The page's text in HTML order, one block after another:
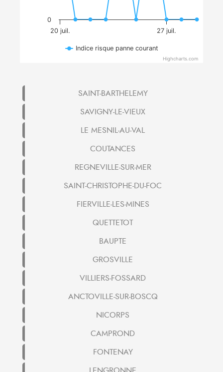
20 juil. 27 juil.
0
Indice risque panne courant
Highcharts.com
SAINT-BARTHELEMY
SAVIGNY-LE-VIEUX
LE MESNIL-AU-VAL
COUTANCES
REGNEVILLE-SUR-MER
SAINT-CHRISTOPHE-DU-FOC
FIERVILLE-LES-MINES
QUETTETOT
BAUPTE
GROSVILLE
VILLIERS-FOSSARD
ANCTOVILLE-SUR-BOSCQ
NICORPS
CAMPROND
FONTENAY